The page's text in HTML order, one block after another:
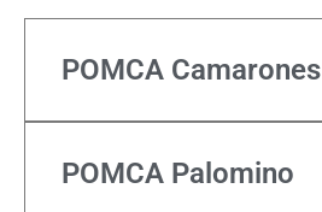
POMCA Camarones
POMCA Palomino